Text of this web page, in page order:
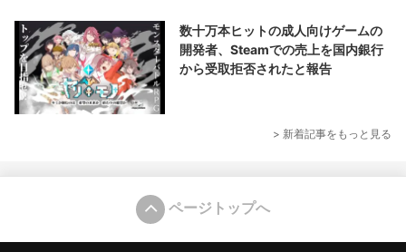
数十万本ヒットの成人向けゲームの
開発者、Steamでの売上を国内銀行
から受取拒否されたと報告
> 新着記事をもっと見る
ページトップへ